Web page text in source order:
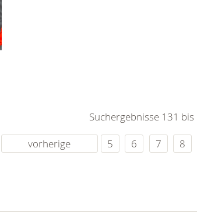
Suchergebnisse 131
vorherige
5 6 7 8